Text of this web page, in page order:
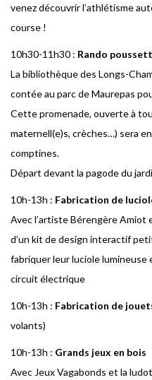
venez découvrir l’athlétisme
course !
10h30-11h30 : Rando
La bibliothèque des Longs-
contée au parc de Maurepas
Cette promenade, ouverte à
maternell(e)s, crèches…) sera
comptines.
Départ devant la pagode du
10h-13h : Fabrication de
Avec l’artiste Bérengère Amiot
d’un kit de design interactif
fabriquer leur luciole lumineuse
circuit électrique
10h-13h : Fabrication de
volants)
10h-13h : Grands jeux en bois
Avec Jeux Vagabonds et la